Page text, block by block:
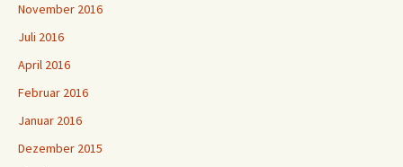
November 2016
Juli 2016
April 2016
Februar 2016
Januar 2016
Dezember 2015